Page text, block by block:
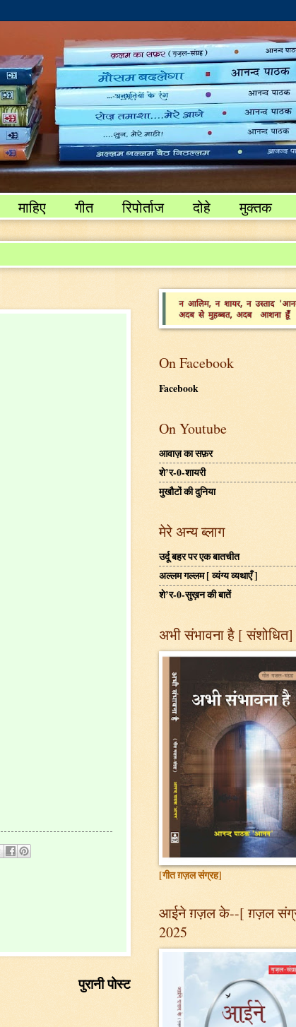
माहिए गीत रिपोर्ताज दोहे
मुक्तक
पुरानी पोस्ट
On Facebook
Facebook
On Youtube
आवाज़ का सफ़र
शे’र-0-शायरी
मुखौटों की दुनिया
मेरे अन्य ब्लाग
उर्दू बहर पर एक बातचीत
अल्लम गल्लम [ व्यंग्य व्यथाएँ ]
शे’र-0-सुख़न की बातें
अभी संभावना है [ संशोधित]
[गीत ग़ज़ल संग्रह]
आईने ग़ज़ल के--[ ग़ज़ल
2025